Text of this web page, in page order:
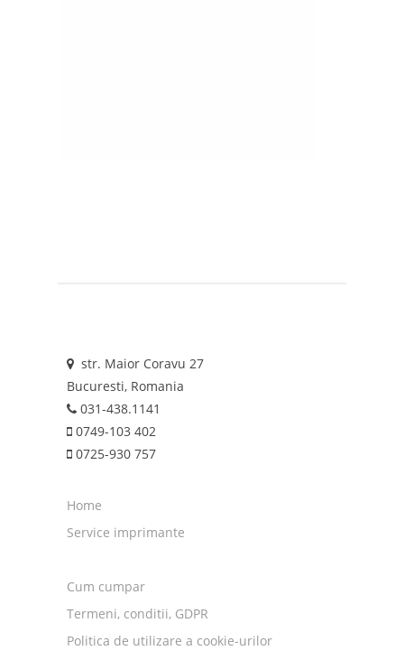
str. Maior Coravu 27
Bucuresti, Romania
031-438.1141
0749-103 402
0725-930 757
Home
Service imprimante
Cum cumpar
Termeni, conditii, GDPR
Politica de utilizare a cookie-urilor